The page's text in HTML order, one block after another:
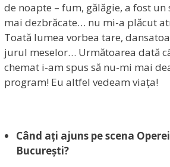
de noapte – fum, gălăgie, a fost un
mai dezbrăcate… nu mi-a plăcut
Toată lumea vorbea tare,
jurul meselor… Următoarea dată
chemat i-am spus să nu-mi mai
program! Eu altfel vedeam viața!
Când ați ajuns pe scena
București?